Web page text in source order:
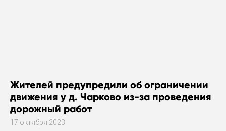
Жителей предупредили об ограничении
движения у д. Чарково из-за проведения
дорожный работ
17 октября 2023